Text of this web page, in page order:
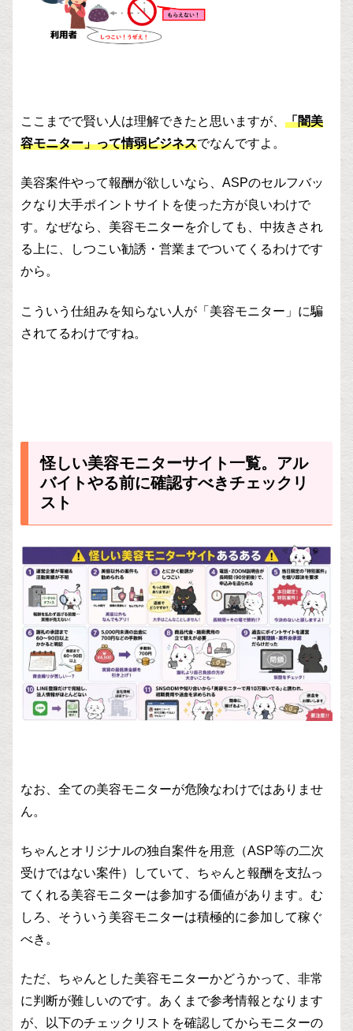
ここまでで賢い人は理解できたと思いますが、 「闇美
容モニター」って情弱ビジネスでなんですよ。
美容案件やって報酬が欲しいなら、ASPのセルフバッ
クなり大手ポイントサイトを使った方が良いわけで
す。なぜなら、美容モニターを介しても、中抜きされ
る上に、しつこい勧誘・営業までついてくるわけです
から。
こういう仕組みを知らない人が「美容モニター」に騙
されてるわけですね。
怪しい美容モニターサイト一覧。アル
バイトやる前に確認すべきチェックリ
スト
なお、全ての美容モニターが危険なわけではありませ
ん。
ちゃんとオリジナルの独自案件を用意（ASP等の二次
受けではない案件）していて、ちゃんと報酬を支払っ
てくれる美容モニターは参加する価値があります。む
しろ、そういう美容モニターは積極的に参加して稼ぐ
べき。
ただ、ちゃんとした美容モニターかどうかって、非常
に判断が難しいのです。あくまで参考情報となります
が、以下のチェックリストを確認してからモニターの